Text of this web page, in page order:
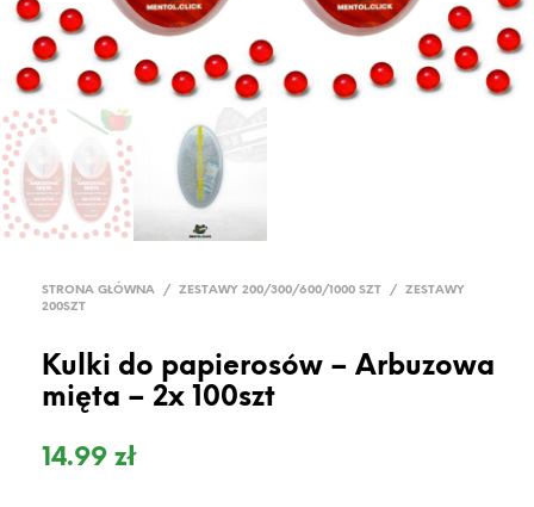
STRONA GŁÓWNA / ZESTAWY 200/300/600/1000 SZT /
ZESTAWY
200SZT
Kulki do papierosów – Arbuzowa
mięta – 2x 100szt
14.99 zł